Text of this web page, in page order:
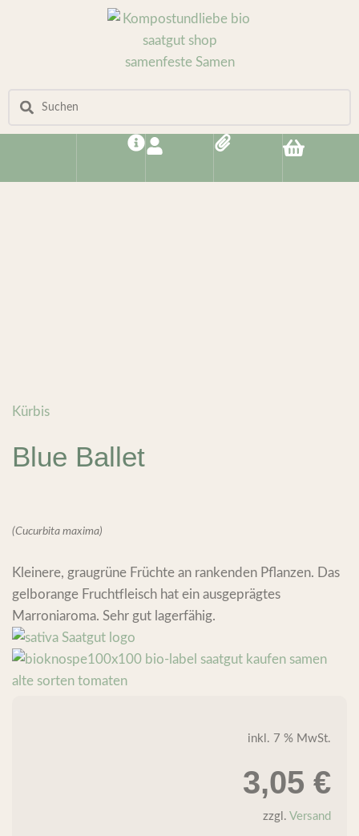
Kürbis
Blue Ballet
(Cucurbita maxima)
Kleinere, graugrüne Früchte an rankenden Pflanzen. Das
gelborange Fruchtfleisch hat ein ausgeprägtes
Marroniaroma. Sehr gut lagerfähig.
inkl. 7 % MwSt.
3,05 €
zzgl. Versand